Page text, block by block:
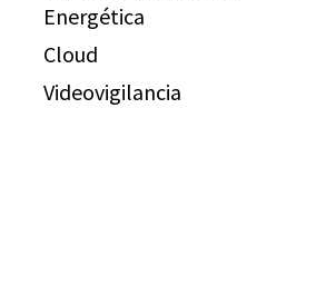
Energética
Cloud
Videovigilancia